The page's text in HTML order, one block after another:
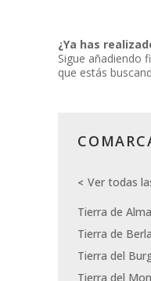
¿Ya has
Sigue añadiendo
que estás
Ver todas
Tierra de
Tierra de
Tierra del
Tierra del